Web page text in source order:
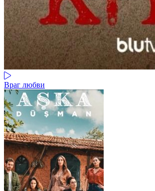
Враг любви